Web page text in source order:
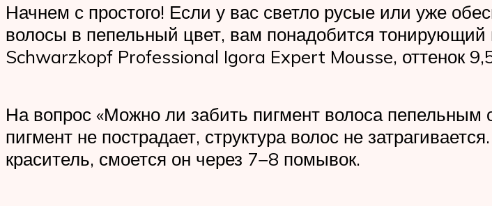
Начнем с простого! Если у вас светло русые или уже
волосы в пепельный цвет, вам понадобится
Schwarzkopf Professional Igora Expert Mousse, оттенок
На вопрос «Можно ли забить пигмент волоса пепельным
пигмент не пострадает, структура волос не
краситель, смоется он через 7−8 помывок.